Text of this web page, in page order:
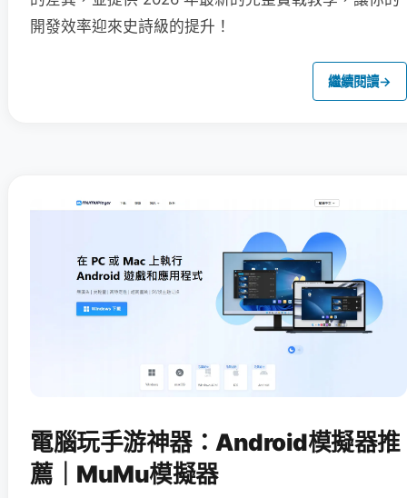
開發效率迎來史詩級的提升！
繼續閱讀→
電腦玩手游神器：Android模擬器推
薦｜MuMu模擬器